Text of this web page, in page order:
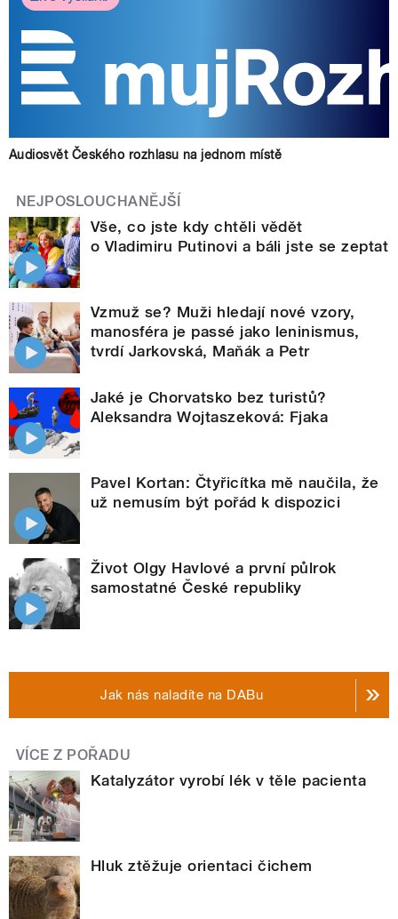
Audiosvět Českého rozhlasu na jednom místě
NEJPOSLOUCHANĚJŠÍ
Vše, co jste kdy chtěli vědět
o Vladimiru Putinovi a báli jste se zeptat
Vzmuž se? Muži hledají nové vzory,
manosféra je passé jako leninismus,
tvrdí Jarkovská, Maňák a Petr
Jaké je Chorvatsko bez turistů?
Aleksandra Wojtaszeková: Fjaka
Pavel Kortan: Čtyřicítka mě naučila, že
už nemusím být pořád k dispozici
Život Olgy Havlové a první půlrok
samostatné České republiky
Jak nás naladíte na DABu
VÍCE Z POŘADU
Katalyzátor vyrobí lék v těle pacienta
Hluk ztěžuje orientaci čichem